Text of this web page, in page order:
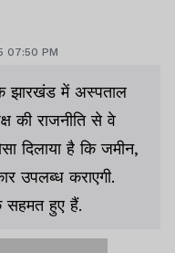
07:50 PM
झारखंड में अस्पताल
की राजनीति से वे
दिलाया है कि जमीन,
उपलब्ध कराएगी.
सहमत हुए हैं.